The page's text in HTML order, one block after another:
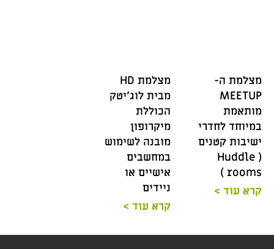
מצלמת ה-
MEETUP
מותאמת
במיוחד לחדרי
ישיבות קטנים
( Huddle
rooms )
קרא עוד >
מצלמת HD
מבית לוג'יטק
הכוללת
מיקרופון
מובנה לשימוש
במחשבים
אישיים או
ניידים
קרא עוד >